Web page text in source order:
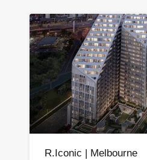
R.Iconic | Melbourne